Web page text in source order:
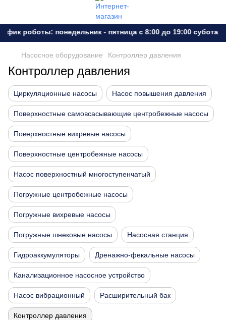
роботы: понедельник - пятница с 8:00 до 19:00 субота -
Насосное оборудование Контроллер давления
Контроллер давления
Циркуляционные насосы Насос повышения давления
Поверхностные самовсасывающие центробежные насосы
Поверхностные вихревые насосы
Поверхностные центробежные насосы
Насос поверхностный многоступенчатый
Погружные центробежные насосы
Погружные вихревые насосы
Погружные шнековые насосы Насосная станция
Гидроаккумуляторы Дренажно-фекальные насосы
Канализационное насосное устройство
Насос вибрационный Расширительный бак
Контроллер давления